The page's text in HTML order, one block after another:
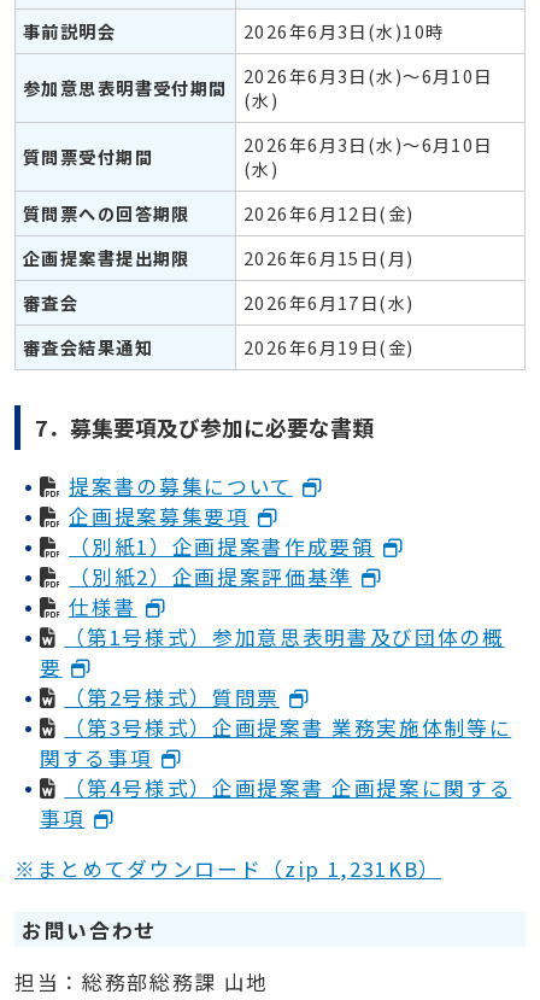
事前説明会
2026年6月3日(水)10時
参加意思表明書受付期間
2026年6月3日(水)～6月10日
(水)
質問票受付期間
2026年6月3日(水)～6月10日
(水)
質問票への回答期限
2026年6月12日(金)
企画提案書提出期限
2026年6月15日(月)
審査会
2026年6月17日(水)
審査会結果通知
2026年6月19日(金)
7．募集要項及び参加に必要な書類
提案書の募集について
企画提案募集要項
（別紙1）企画提案書作成要領
（別紙2）企画提案評価基準
仕様書
（第1号様式）参加意思表明書及び団体の概
要
（第2号様式）質問票
（第3号様式）企画提案書 業務実施体制等に
関する事項
（第4号様式）企画提案書 企画提案に関する
事項
※まとめてダウンロード（zip 1,231KB）
お問い合わせ
担当：総務部総務課 山地